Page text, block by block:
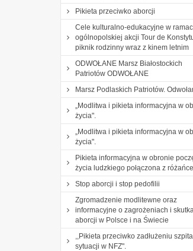
Pikieta przeciwko aborcji
Cele kulturalno-edukacyjne w
ogólnopolskiej akcji Tour de
piknik rodzinny wraz z kinem letnim
ODWOŁANE Marsz Białostockich
Patriotów ODWOŁANE
Marsz Podlaskich Patriotów.
„Modlitwa i pikieta informacyjna w
życia".
„Modlitwa i pikieta informacyjna w
życia".
Pikieta informacyjna w obronie
życia ludzkiego połączona z
Stop aborcji i stop pedofilii
Zgromadzenie modlitewne oraz
informacyjne o zagrożeniach i
aborcji w Polsce i na Świecie
,,Pikieta przeciwko zadłużeniu
sytuacji w NFZ".